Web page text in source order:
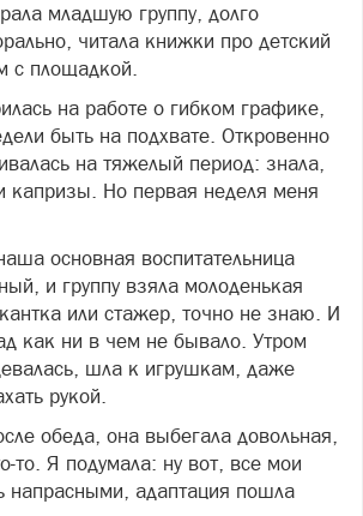
младшую группу, долго
читала книжки про детский
с площадкой.
на работе о гибком графике,
быть на подхвате. Откровенно
на тяжелый период: знала,
капризы. Но первая неделя меня
основная воспитательница
и группу взяла молоденькая
или стажер, точно не знаю. И
как ни в чем не бывало. Утром
шла к игрушкам, даже
рукой.
обеда, она выбегала довольная,
то. Я подумала: ну вот, все мои
напрасными, адаптация пошла